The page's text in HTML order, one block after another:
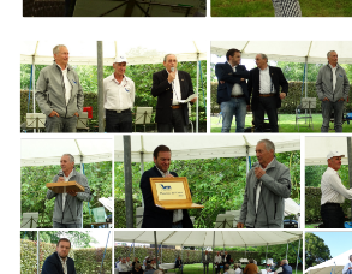
Branding
ARMCHAIR